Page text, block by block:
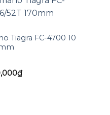
Add to
Tiagra FC-4700 10
₫Giá